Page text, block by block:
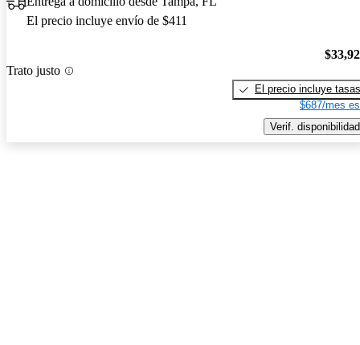
El precio incluye envío de $411
Trato justo
El precio incluye tasas
$687/mes
Verif. disponibilidad